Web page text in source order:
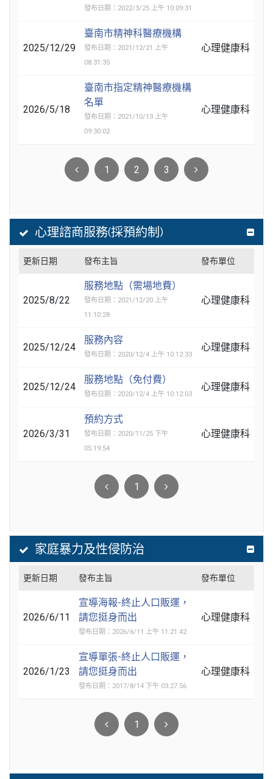
發布日期：2022/3/25 上午 10:09:31
2025/12/29
臺南市精神科醫療機構
發布日期：2021/12/21 上午
08:31:35
心理健康科
2026/5/18
臺南市指定精神醫療機構
名單
發布日期：2021/10/13 上午
09:30:02
心理健康科
1 2 3
心理諮商服務(採預約制)
更新日期 發布主旨 發布單位
2025/8/22
服務地點（需場地費）
發布日期：2021/12/20 上午
11:10:28
心理健康科
2025/12/24
服務內容
發布日期：2020/12/4 上午 10:12:33
心理健康科
2025/12/24
服務地點（免付費）
發布日期：2020/12/4 上午 10:12:03
心理健康科
2026/3/31
預約方式
發布日期：2020/11/25 下午
05:19:54
心理健康科
1
家庭暴力及性侵防治
更新日期 發布主旨 發布單位
2026/6/11
宣導海報-終止人口販運，
請您挺身而出
發布日期：2026/6/11 上午 11:21:42
心理健康科
2026/1/23
宣導單張-終止人口販運，
請您挺身而出
發布日期：2017/8/14 下午 03:27:56
心理健康科
1